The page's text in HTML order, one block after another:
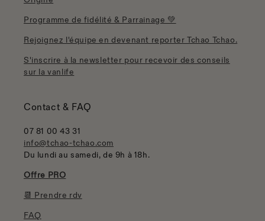
Programme de fidélité & Parrainage 💚
Rejoignez l'équipe en devenant reporter Tchao Tchao.
S'inscrire à la newsletter pour recevoir des conseils
sur la vanlife
Contact & FAQ
07 81 00 43 31
info@tchao-tchao.com
Du lundi au samedi, de 9h à 18h.
Offre PRO
📆 Prendre rdv
FAQ